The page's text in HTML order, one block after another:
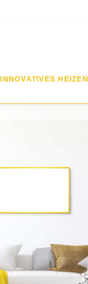
INNOVATIVES HEIZEN